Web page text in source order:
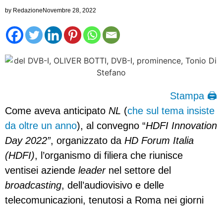
by Redazione Novembre 28, 2022
Stampa 🖨
Come aveva anticipato NL (che sul tema insiste
da oltre un anno), al convegno “HDFI Innovation
Day 2022”, organizzato da HD Forum Italia
(HDFI), l’organismo di filiera che riunisce
ventisei aziende leadernel settore del
broadcasting, dell’audiovisivo e delle
telecomunicazioni, tenutosi a Roma nei giorni